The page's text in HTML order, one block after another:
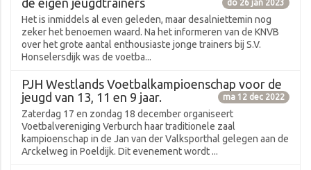
do 26 jan 2023
Het is inmiddels al even geleden, maar desalniettemin nog
zeker het benoemen waard. Na het informeren van de KNVB
over het grote aantal enthousiaste jonge trainers bij S.V.
Honselersdijk was de voetba...
PJH Westlands Voetbalkampioenschap voor de
jeugd van 13, 11 en 9 jaar.
ma 12 dec 2022
Zaterdag 17 en zondag 18 december organiseert
Voetbalvereniging Verburch haar traditionele zaal
kampioenschap in de Jan van der Valksporthal gelegen aan de
Arckelweg in Poeldijk. Dit evenement wordt ...